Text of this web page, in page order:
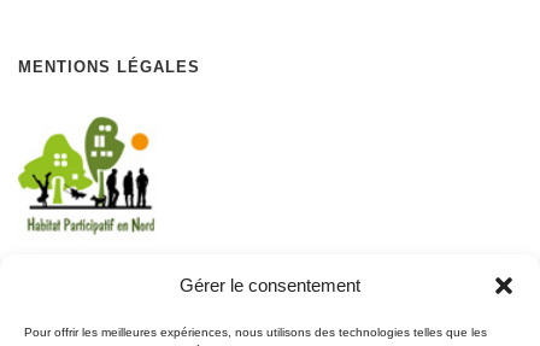
Gérer le consentement
Pour offrir les meilleures expériences, nous utilisons des technologies telles que les
MENTIONS LÉGALES